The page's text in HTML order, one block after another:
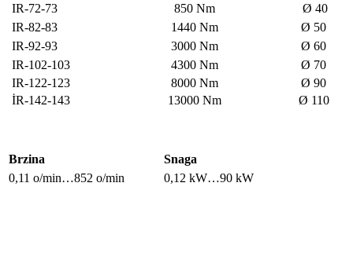
IR-72-73
850 Nm
Ø 40
IR-82-83
1440 Nm
Ø 50
IR-92-93
3000 Nm
Ø 60
IR-102-103
4300 Nm
Ø 70
IR-122-123
8000 Nm
Ø 90
İR-142-143
13000 Nm Ø 110
Brzina
Snaga
0,11 o/min…852 o/min
0,12 kW…90 kW